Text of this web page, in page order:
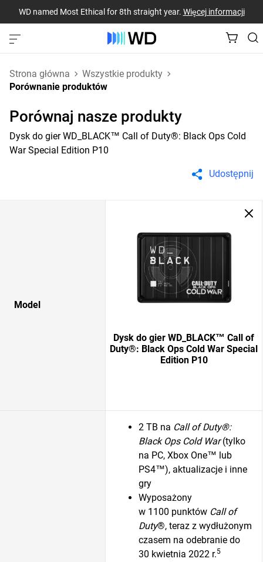
WD named Most Ethical for 8th straight year. Więcej informacji
Strona główna
Wszystkie produkty
Porównanie produktów
Porównaj nasze produkty
Dysk do gier WD_BLACK™ Call of Duty®: Black Ops Cold
War Special Edition P10
Udostępnij
Model
Dysk do gier WD_BLACK™ Call of
Duty®: Black Ops Cold War Special
Edition P10
2 TB na Call of Duty®:
Black Ops Cold War(tylko
na PC, Xbox One™ lub
PS4™), aktualizacje i inne
gry
Wyposażony
w 1100 punktów Call of
Duty®, teraz z wydłużonym
czasem na odebranie do
30 kwietnia 2022 r.5